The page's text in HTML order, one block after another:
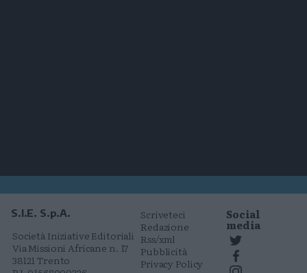
S.I.E. S.p.A.
Società Iniziative Editoriali
Via Missioni Africane n. 17
38121 Trento
Scriveteci
Redazione
Rss/xml
Pubblicità
Privacy Policy
Social
media